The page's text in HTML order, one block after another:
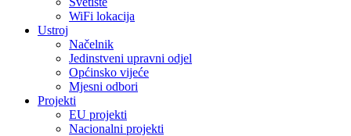
WiFi lokacija
Ustroj
Načelnik
Jedinstveni upravni odjel
Općinsko vijeće
Mjesni odbori
Projekti
EU projekti
Nacionalni projekti